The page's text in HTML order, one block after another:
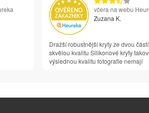
včera na webu
Zuzana K.
Dražší robustnější kryty ze dvou
skvělou kvalitu Silikonové kryty
výslednou kvalitu fotografie nemají